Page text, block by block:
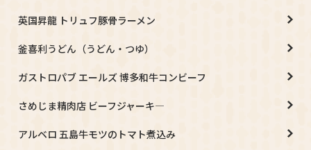
英国昇龍 トリュフ豚骨ラーメン
釜喜利うどん（うどん・つゆ）
ガストロパブ エールズ 博多和牛コンビーフ
さめじま精肉店 ビーフジャーキ―
アルベロ 五島牛モツのトマト煮込み